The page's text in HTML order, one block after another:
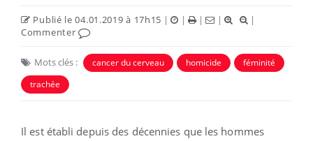
Publié le 04.01.2019 à 17h15 | | | |
|
Commenter
Mots clés : cancer du cerveau homicide
féminité
trachée
Il est établi depuis des décennies que les hommes